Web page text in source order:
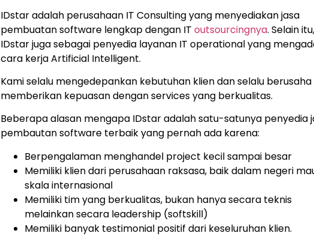
IDstar adalah perusahaan IT Consulting yang menyediakan jasa
pembuatan software lengkap dengan IToutsourcingnya. Selain itu,
IDstar juga sebagai penyedia layanan IT operational yang
cara kerja Artificial Intelligent.
Kami selalu mengedepankan kebutuhan klien dan selalu berusaha
memberikan kepuasan dengan services yang berkualitas.
Beberapa alasan mengapa IDstar adalah satu-satunya penyedia
pembautan software terbaik yang pernah ada karena:
Berpengalaman menghandel project kecil sampai besar
Memiliki klien dari perusahaan raksasa, baik dalam negeri
skala internasional
Memiliki tim yang berkualitas, bukan hanya secara teknis
melainkan secara leadership (softskill)
Memiliki banyak testimonial positif dari keseluruhan klien.